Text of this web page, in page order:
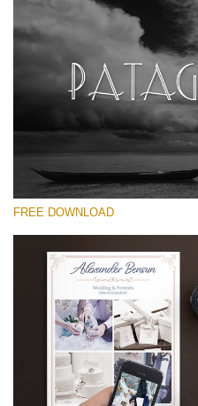
Por
Free Font #37
Wedding Photography
FREE DOWNLOAD